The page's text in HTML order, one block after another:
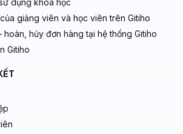
dụng khóa học
giảng viên và học viên trên Gitiho
hoàn, hủy đơn hàng tại hệ thống Gitiho
Gitiho